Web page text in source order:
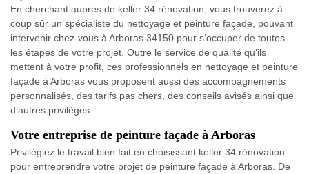
En cherchant auprès de keller 34 rénovation, vous trouverez à
coup sûr un spécialiste du nettoyage et peinture façade, pouvant
intervenir chez-vous à Arboras 34150 pour s’occuper de toutes
les étapes de votre projet. Outre le service de qualité qu’ils
mettent à votre profit, ces professionnels en nettoyage et peinture
façade à Arboras vous proposent aussi des accompagnements
personnalisés, des tarifs pas chers, des conseils avisés ainsi que
d’autres privilèges.
Votre entreprise de peinture façade à Arboras
Privilégiez le travail bien fait en choisissant keller 34 rénovation
pour entreprendre votre projet de peinture façade à Arboras. De